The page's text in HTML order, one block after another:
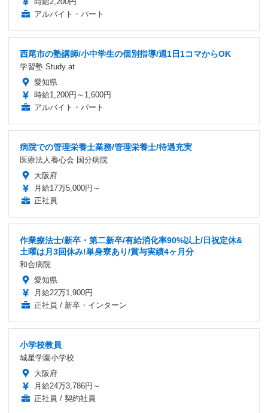
アルバイト・パート
西尾市の塾講師/小中学生の個別指導/週1日1コマからOK
学習塾 Study at
愛知県
時給1,200円～1,600円
アルバイト・パート
病院での管理栄養士業務/管理栄養士/待遇充実
医療法人養心会 国分病院
大阪府
月給17万5,000円～
正社員
作業療法士/新卒・第二新卒/有給消化率90%以上/日祝定休&
土曜は月3回休み!単身寮あり/賞与実績4ヶ月分
和合病院
愛知県
月給22万1,900円
正社員 / 新卒・インターン
小学校教員
城星学園小学校
大阪府
月給24万3,786円～
正社員 / 契約社員